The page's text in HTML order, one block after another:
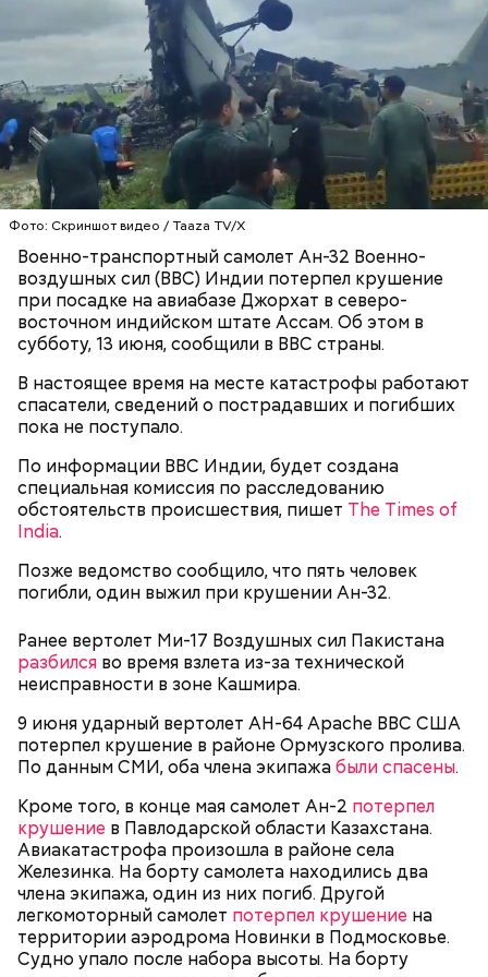
Фото: Скриншот видео / Taaza TV/X
Военно-транспортный самолет Ан-32 Военно-
воздушных сил (ВВС) Индии потерпел крушение
при посадке на авиабазе Джорхат в северо-
восточном индийском штате Ассам. Об этом в
субботу, 13 июня, сообщили в ВВС страны.
В настоящее время на месте катастрофы работают
спасатели, сведений о пострадавших и погибших
пока не поступало.
По информации ВВС Индии, будет создана
специальная комиссия по расследованию
обстоятельств происшествия, пишет The Times of
India.
Позже ведомство сообщило, что пять человек
погибли, один выжил при крушении Ан-32.
Ранее вертолет Ми-17 Воздушных сил Пакистана
разбился во время взлета из-за технической
неисправности в зоне Кашмира.
9 июня ударный вертолет AH-64 Apache ВВС США
потерпел крушение в районе Ормузского пролива.
По данным СМИ, оба члена экипажабыли спасены.
Кроме того, в конце мая самолет Ан-2 потерпел
крушение в Павлодарской области Казахстана.
Авиакатастрофа произошла в районе села
Железинка. На борту самолета находились два
члена экипажа, один из них погиб. Другой
легкомоторный самолет потерпел крушение на
территории аэродрома Новинки в Подмосковье.
Судно упало после набора высоты. На борту
Фото: Shutterstock
драконовые деревья, которые растут только здесь.
Внешне они напоминают большие грибы, а
драконовыми их называют из-за красного цвета
смолы, которую местные жители сравнивают с
кровью дракона. Они же используют ее в
медицинских целях и красят ей ткань и волосы.
К тому же здесь водятся редкие виды животных и
других растений, которых в мире больше нигде не
встретить. На Сокотре также есть горы,
известняковое плато и прибрежные равнины,
которые дополняют «внеземную» атмосферу.
Он находился на посту менеджера, занимался
наймом персонала и продажей продуктов. В 2000
году Балмер сменил Билла Гейтса на посту
генерального директора. Им он оставался до 2014
года, после чего ушел с поста, но остался
Фото: World Economic Forum / CC BY-NC-SA 2.0
МГУ, а мать была научным сотрудником в
Институте нефти и газа. Когда Сергею было шесть
лет, семья иммигрировала в США.